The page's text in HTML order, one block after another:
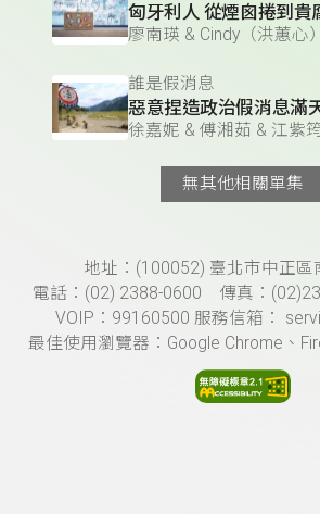
匈牙利人 從煙囪捲到貴
廖南瑛 & Cindy（洪蕙心）
誰是假消息
無其他相關單集
頁尾資訊地址：(100052) 臺北市中正區
電話：(02) 2388-0600 傳真：
VOIP：99160500 服務信箱：
最佳使用瀏覽器：Google Chrome、